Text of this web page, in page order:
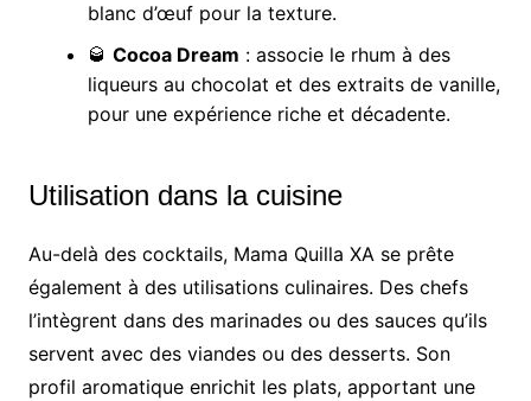
blanc d’œuf pour la texture.
🥃 Cocoa Dream : associe le rhum à des
liqueurs au chocolat et des extraits de vanille,
pour une expérience riche et décadente.
Utilisation dans la cuisine
Au-delà des cocktails, Mama Quilla XA se prête
également à des utilisations culinaires. Des chefs
l’intègrent dans des marinades ou des sauces qu’ils
servent avec des viandes ou des desserts. Son
profil aromatique enrichit les plats, apportant une